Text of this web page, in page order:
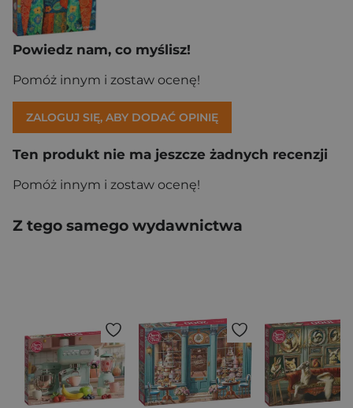
Powiedz nam, co myślisz!
Pomóż innym i zostaw ocenę!
ZALOGUJ SIĘ, ABY DODAĆ OPINIĘ
Ten produkt nie ma jeszcze żadnych recenzji
Pomóż innym i zostaw ocenę!
Z tego samego wydawnictwa